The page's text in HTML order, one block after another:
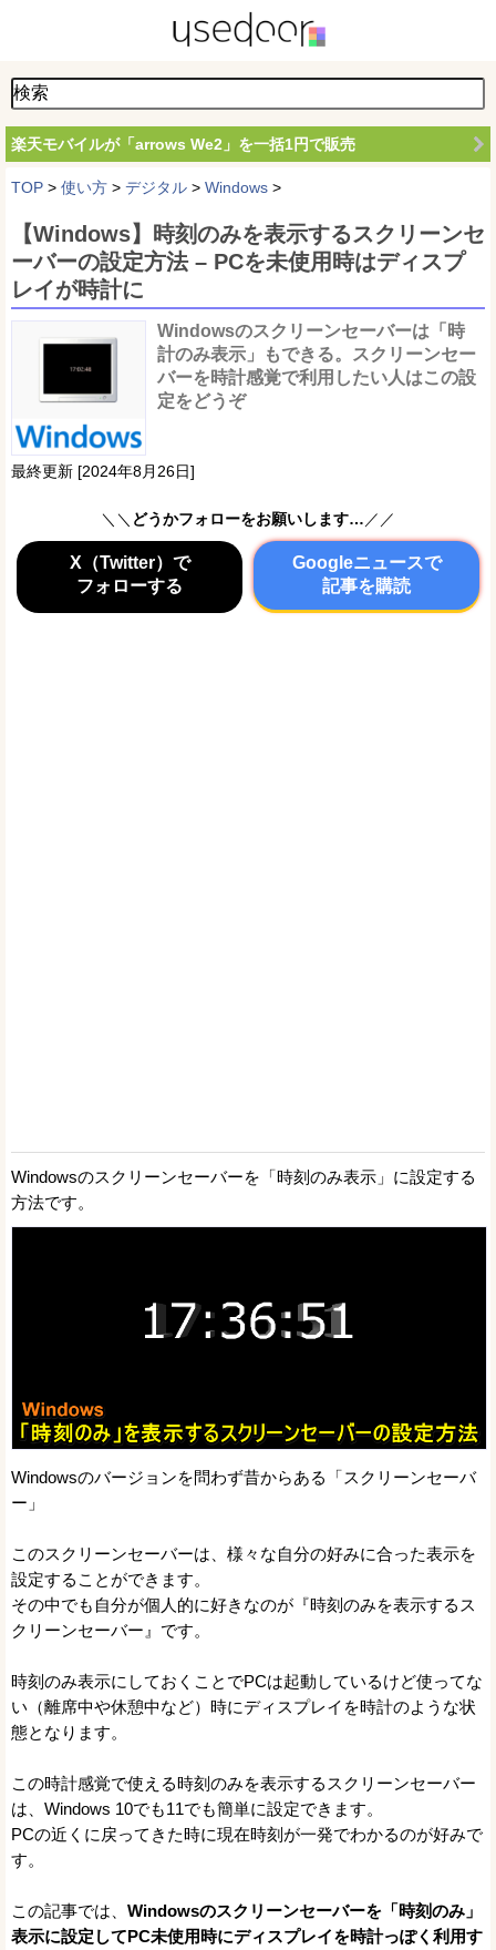
楽天モバイルが「arrows We2」を一括1円で販売
TOP > 使い方 > デジタル > Windows >
【Windows】時刻のみを表示するスクリーンセ
ーバーの設定方法 – PCを未使用時はディスプ
レイが時計に
Windowsのスクリーンセーバーは「時
計のみ表示」もできる。スクリーンセー
バーを時計感覚で利用したい人はこの設
定をどうぞ
最終更新 [2024年8月26日]
＼＼ どうかフォローをお願いします… ／／
X（Twitter）で
フォローする
Googleニュースで
記事を購読
Windowsのスクリーンセーバーを「時刻のみ表示」に設定する
方法です。
Windowsのバージョンを問わず昔からある「スクリーンセーバ
ー」
このスクリーンセーバーは、様々な自分の好みに合った表示を
設定することができます。
その中でも自分が個人的に好きなのが『時刻のみを表示するス
クリーンセーバー』です。
時刻のみ表示にしておくことでPCは起動しているけど使ってな
い（離席中や休憩中など）時にディスプレイを時計のような状
態となります。
この時計感覚で使える時刻のみを表示するスクリーンセーバー
は、Windows 10でも11でも簡単に設定できます。
PCの近くに戻ってきた時に現在時刻が一発でわかるのが好みで
す。
この記事では、 Windowsのスクリーンセーバーを「時刻のみ」
表示に設定してPC未使用時にディスプレイを時計っぽく利用す